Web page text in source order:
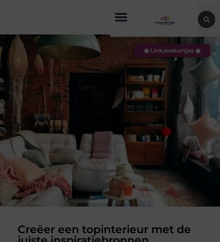
Creëer een topinterieur met de
◉ Linkzoekertjes ◉